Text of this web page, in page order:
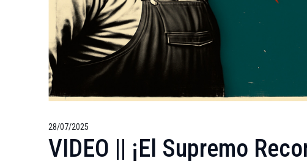
28/07/2025
VIDEO || ¡El Supremo